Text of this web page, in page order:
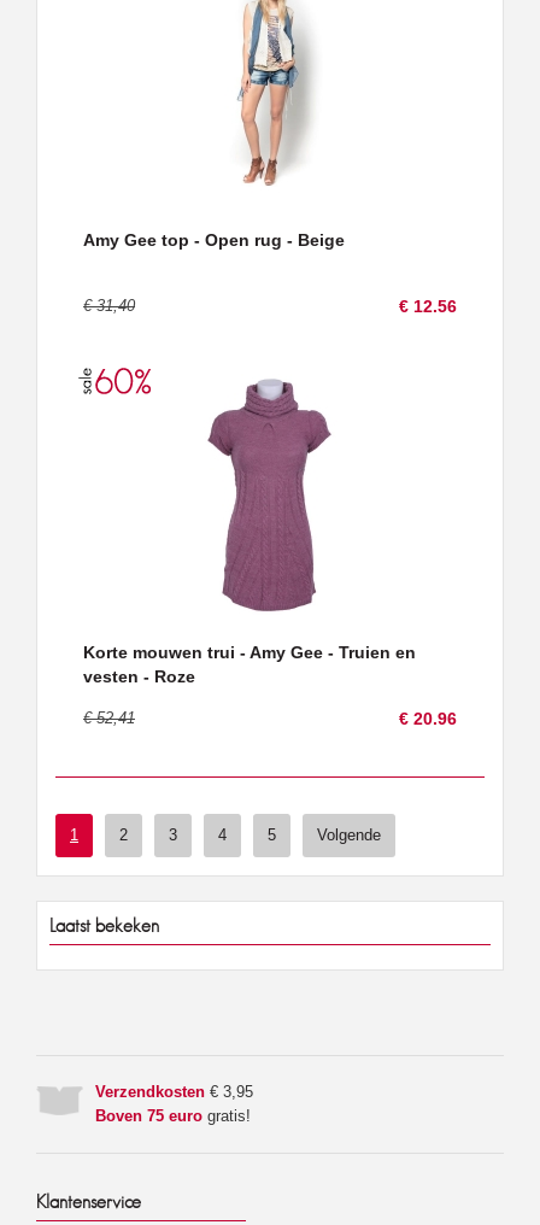
Amy Gee top - Open rug - Beige
€ 31,40 € 12.56
Korte mouwen trui - Amy Gee - Truien en
vesten - Roze
€ 52,41 € 20.96
1 2 3 4 5 Volgende
Laatst bekeken
Verzendkosten € 3,95
Boven 75 euro gratis!
Klantenservice